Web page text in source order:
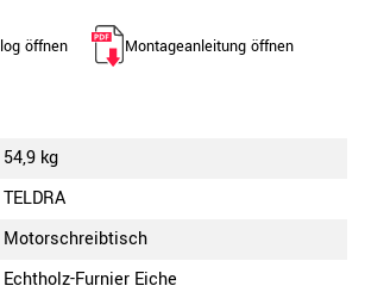
öffnen Montageanleitung öffnen
54,9 kg
TELDRA
Motorschreibtisch
Echtholz-Furnier Eiche